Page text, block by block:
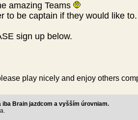
amazing Teams
to be captain if they would like to.
sign up below.
play nicely and enjoy others
Brain jazdcom a vyšším úrovniam.